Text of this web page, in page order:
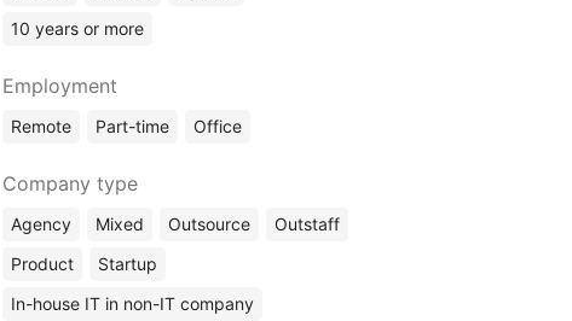
10 years or more
Employment
Remote Part-time Office
Company type
Agency Mixed Outsource
Outstaff
Product
Startup
In-house IT in non-IT company